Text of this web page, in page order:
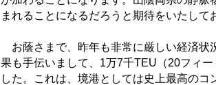
まれることになるだろうと期待をいたして
お蔭さまで、昨年も非常に厳しい経済状
果も手伝いまして、1万7千TEU（20フィ
した。これは、境港としては史上最高の